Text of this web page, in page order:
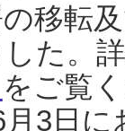
移転
た。
をご覧
3日